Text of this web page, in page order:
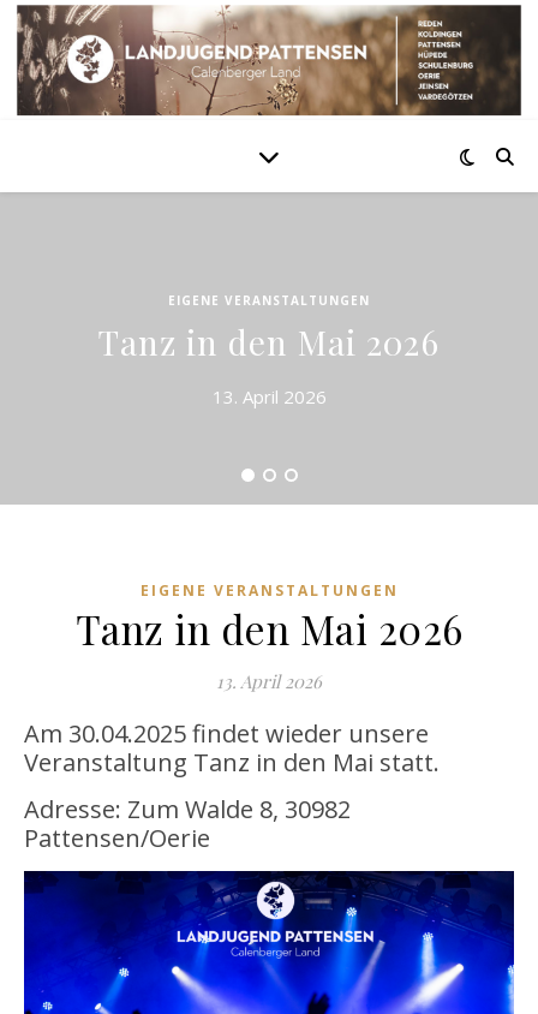
EIGENE VERANSTALTUNGEN
Tanz in den Mai 2026
13. April 2026
EIGENE VERANSTALTUNGEN
Tanz in den Mai 2026
13. April 2026
Am 30.04.2025 findet wieder unsere
Veranstaltung Tanz in den Mai statt.
Adresse: Zum Walde 8, 30982
Pattensen/Oerie